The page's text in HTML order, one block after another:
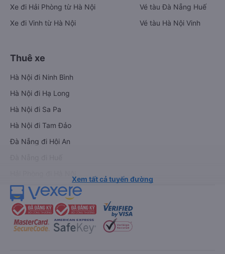
Xe đi Hải Phòng từ Hà Nội
Xe đi Vinh từ Hà Nội
Vé tàu Đà Nẵng Huế
Vé tàu Hà Nội Vinh
Thuê xe
Hà Nội đi Ninh Bình
Hà Nội đi Hạ Long
Hà Nội đi Sa Pa
Hà Nội đi Tam Đảo
Đà Nẵng đi Hội An
Xem tất cả tuyến đường